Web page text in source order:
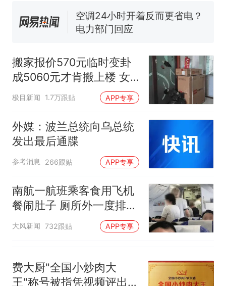
已叫停招聘，成立调查组全面
核查
空调24小时开着反而更省电？
电力部门回应
搜，网友：天塌了！
南航一航班疑向乘客发放西梅
汁，致多名乘客在飞行途中排
队上厕所！乘客：机上100多
非每架飞机都会发放西梅汁
那个在床头放菜刀的女孩，
人生
搬家报价570元临时变卦
成5060元才肯搬上楼 女
子傻眼
极目新闻 1.7万跟贴 APP专享
外媒：波兰总统向乌总统
发出最后通牒
参考消息 266跟贴 APP专享
南航一航班乘客食用飞机
餐闹肚子 厕所外一度排长
队
大风新闻 732跟贴 APP专享
费大厨"全国小炒肉大
王"称号被指凭视频评出